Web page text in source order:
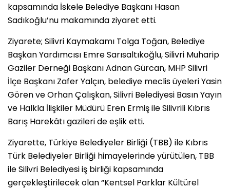
kapsamında İskele Belediye Başkanı Hasan
Sadıkoğlu’nu makamında ziyaret etti.
Ziyarete; Silivri Kaymakamı Tolga Toğan, Belediye
Başkan Yardımcısı Emre Sarısaltıkoğlu, Silivri Muharip
Gaziler Derneği Başkanı Adnan Gürcan, MHP Silivri
İlçe Başkanı Zafer Yalçın, belediye meclis üyeleri Yasin
Gören ve Orhan Çalışkan, Silivri Belediyesi Basın Yayın
ve Halkla İlişkiler Müdürü Eren Ermiş ile Silivrili Kıbrıs
Barış Harekâtı gazileri de eşlik etti.
Ziyarette, Türkiye Belediyeler Birliği (TBB) ile Kıbrıs
Türk Belediyeler Birliği himayelerinde yürütülen, TBB
ile Silivri Belediyesi iş birliği kapsamında
gerçekleştirilecek olan “Kentsel Parklar Kültürel